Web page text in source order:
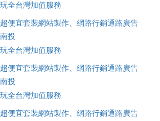
玩全台灣加值服務
超便宜套裝網站製作、網路行銷通路廣告
客房委託旅行社銷售，全面優惠中....
南投
玩全台灣加值服務
超便宜套裝網站製作、網路行銷通路廣告
客房委託旅行社銷售，全面優惠中....
南投
玩全台灣加值服務
超便宜套裝網站製作、網路行銷通路廣告